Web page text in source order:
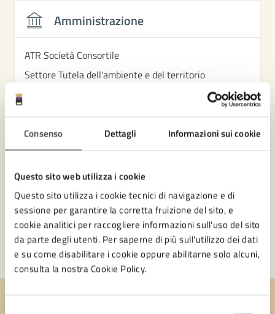
Consenso Dettagli Informazioni sui cookie
Questo sito web utilizza i cookie
Questo sito utilizza i cookie tecnici di navigazione e di
sessione per garantire la corretta fruizione del sito, e
cookie analitici per raccogliere informazioni sull'uso del sito
da parte degli utenti. Per saperne di più sull'utilizzo dei dati
e su come disabilitare i cookie oppure abilitarne solo alcuni,
consulta la nostra Cookie Policy.
Amministrazione
ATR Società Consortile
Settore Tutela dell'ambiente e del territorio